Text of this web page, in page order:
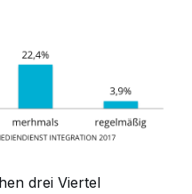
drei Viertel